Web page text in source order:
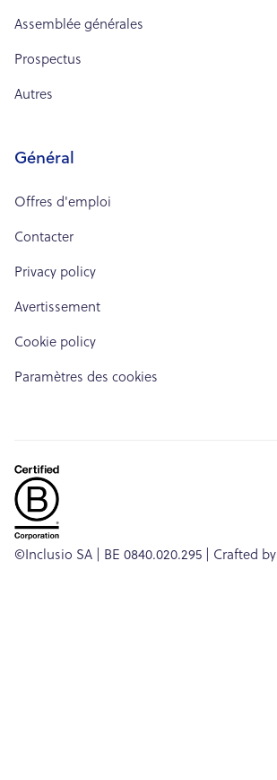
Assemblée générales
Prospectus
Autres
Général
Offres d'emploi
Contacter
Privacy policy
Avertissement
Cookie policy
Paramètres des cookies
©Inclusio SA | BE 0840.020.295 | Crafted by